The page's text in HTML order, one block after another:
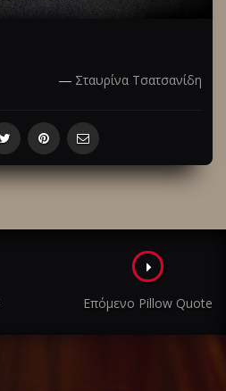
― Σταυρίνα Τσατσανίδη
Επόμενο Pillow Quote